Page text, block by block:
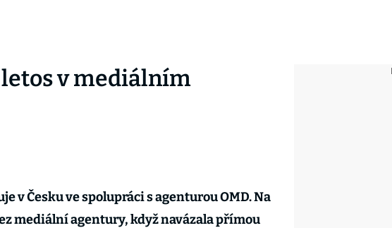
v mediálním
v Česku ve spolupráci s agenturou OMD. Na
mediální agentury, když navázala přímou